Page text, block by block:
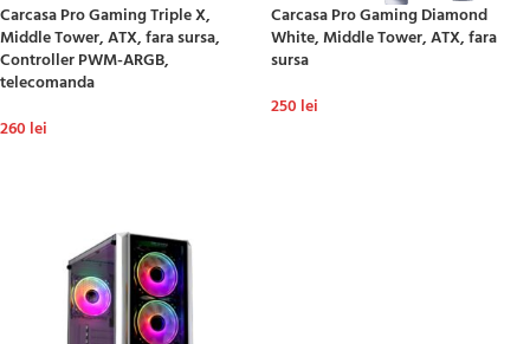
Carcasa Pro Gaming Triple X,
Middle Tower, ATX, fara sursa,
Controller PWM-ARGB,
telecomanda
260 lei
Carcasa Pro Gaming Diamond
White, Middle Tower, ATX, fara
sursa
250 lei